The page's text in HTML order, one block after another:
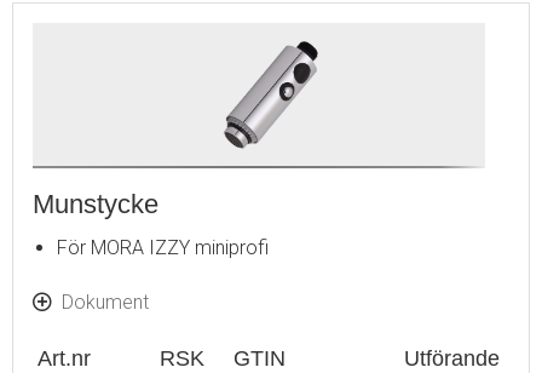
Munstycke
För MORA IZZY miniprofi
Dokument
Art.nr RSK GTIN Utförande